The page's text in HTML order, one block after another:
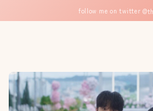
follow me on twitter